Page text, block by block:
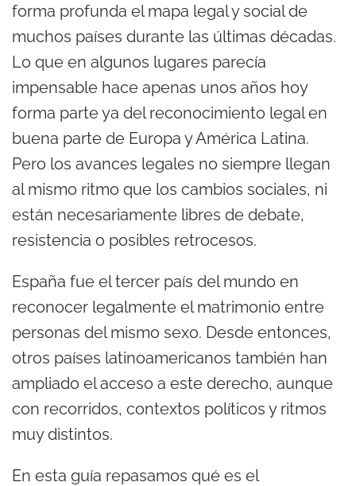
forma profunda el mapa legal y social de
muchos países durante las últimas décadas.
Lo que en algunos lugares parecía
impensable hace apenas unos años hoy
forma parte ya del reconocimiento legal en
buena parte de Europa y América Latina.
Pero los avances legales no siempre llegan
al mismo ritmo que los cambios sociales, ni
están necesariamente libres de debate,
resistencia o posibles retrocesos.
España fue el tercer país del mundo en
reconocer legalmente el matrimonio entre
personas del mismo sexo. Desde entonces,
otros países latinoamericanos también han
ampliado el acceso a este derecho, aunque
con recorridos, contextos políticos y ritmos
muy distintos.
En esta guía repasamos qué es el